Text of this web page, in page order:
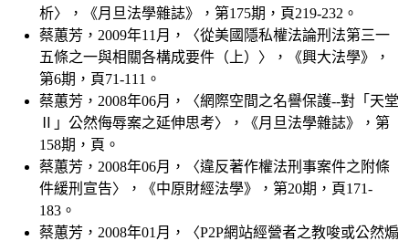
析〉，《月旦法學雜誌》，第175期，頁219-232。
蔡蕙芳，2009年11月，〈從美國隱私權法論刑法第三一
五條之一與相關各構成要件（上）〉，《興大法學》，
第6期，頁71-111。
蔡蕙芳，2008年06月，〈網際空間之名譽保護--對「天堂
Ⅱ」公然侮辱案之延伸思考〉，《月旦法學雜誌》，第
158期，頁。
蔡蕙芳，2008年06月，〈違反著作權法刑事案件之附條
件緩刑宣告〉，《中原財經法學》，第20期，頁171-
183。
蔡蕙芳，2008年01月，〈P2P網站經營者之教唆或公然煽